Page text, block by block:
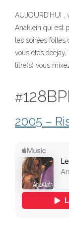
AUJOURD’HUI ,
Anaklein qui est
les soirées folles
vous êtes
titre(s) vous
#
2005 –